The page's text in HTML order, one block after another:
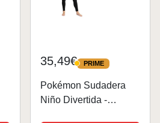
35,49€ PRIME
PRIME
Pokémon Sudadera
Niño Divertida -